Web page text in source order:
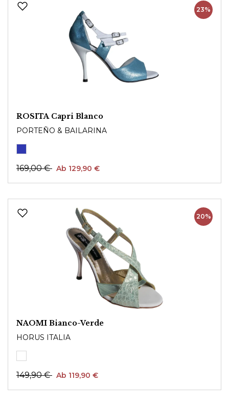
23%
ROSITA Capri Blanco
PORTEÑO & BAILARINA
169,00 € Ab 129,90 €
20%
NAOMI Bianco-Verde
HORUS ITALIA
149,90 € Ab 119,90 €